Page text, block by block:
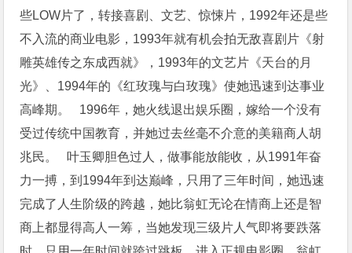
些LOW片了，转接喜剧、文艺、惊悚片，1992年还是些
不入流的商业电影，1993年就有机会拍无敌喜剧片《射
雕英雄传之东成西就》，1993年的文艺片《天台的月
光》、1994年的《红玫瑰与白玫瑰》使她迅速到达事业
高峰期。 1996年，她火线退出娱乐圈，嫁给一个没有
受过传统中国教育，并她过去丝毫不介意的美籍商人胡
兆民。 叶玉卿胆色过人，做事能放能收，从1991年奋
力一搏，到1994年到达巅峰，只用了三年时间，她迅速
完成了人生阶级的跨越，她比翁虹无论在情商上还是智
商上都显得高人一筹，当她发现三级片人气即将要跌落